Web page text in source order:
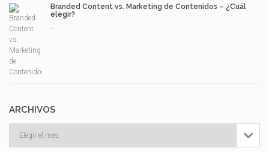
Branded Content vs. Marketing de Contenidos – ¿Cuál
elegir?
ARCHIVOS
